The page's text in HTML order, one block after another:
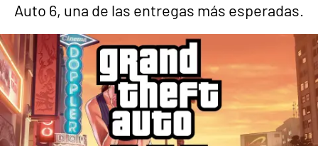
Auto 6, una de las entregas más esperadas.